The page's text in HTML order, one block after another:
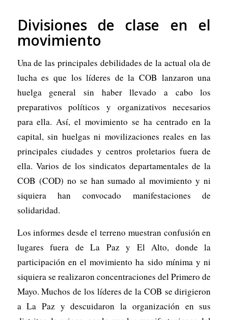
Divisiones de clase en el
movimiento
Una de las principales debilidades de la actual ola de
lucha es que los líderes de la COB lanzaron una
huelga general sin haber llevado a cabo los
preparativos políticos y organizativos necesarios
para ella. Así, el movimiento se ha centrado en la
capital, sin huelgas ni movilizaciones reales en las
principales ciudades y centros proletarios fuera de
ella. Varios de los sindicatos departamentales de la
COB (COD) no se han sumado al movimiento y ni
siquiera han convocado manifestaciones de
solidaridad.
Los informes desde el terreno muestran confusión en
lugares fuera de La Paz y El Alto, donde la
participación en el movimiento ha sido mínima y ni
siquiera se realizaron concentraciones del Primero de
Mayo. Muchos de los líderes de la COB se dirigieron
a La Paz y descuidaron la organización en sus